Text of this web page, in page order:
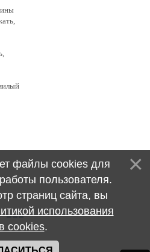
файлы cookies для
пользователя.
страниц сайта, вы
использования
cookies.